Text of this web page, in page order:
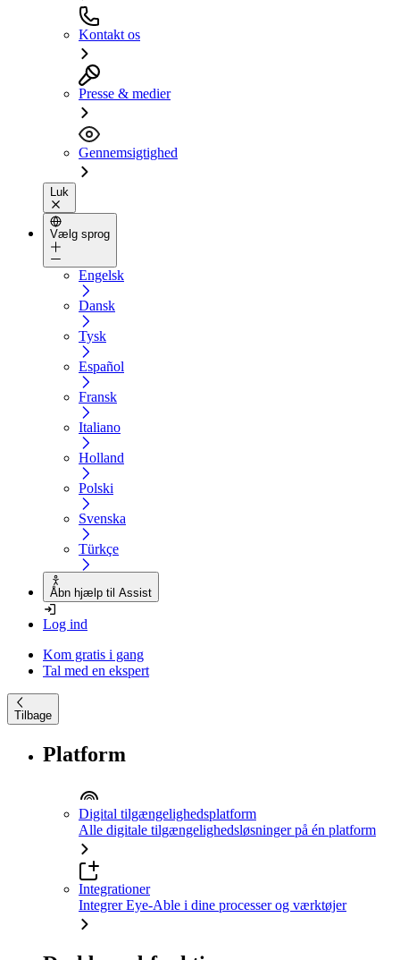
Kontakt os
Presse & medier
Gennemsigtighed
Luk
Vælg sprog
Engelsk
Dansk
Tysk
Español
Fransk
Italiano
Holland
Polski
Svenska
Türkçe
Åbn hjælp til Assist
Log ind
Kom gratis i gang
Tal med en ekspert
Tilbage
Platform
Digital tilgængelighedsplatform
Alle digitale tilgængelighedsløsninger på én platform
Integrationer
Integrer Eye-Able i dine processer og værktøjer